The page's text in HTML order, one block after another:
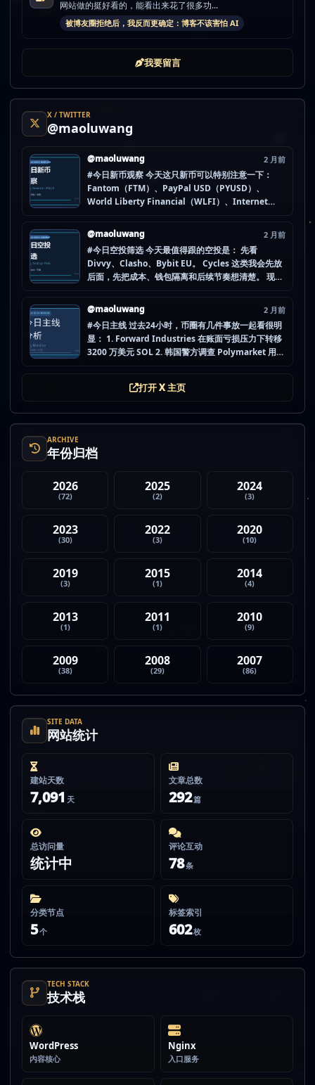
网站做的挺好看的，能看出来花了很多功...
被博友圈拒绝后，我反而更确定：博客不该害怕 AI
我要留言
X / TWITTER
@maoluwang
@maoluwang 2 月前
#今日新币观察 今天这只新币可以特别注意一下：
Fantom（FTM）、PayPal USD（PYUSD）、
World Liberty Financial（WLFI）、Internet
而是更像“热度是不是在回流”的样本。 这种时候最怕
@maoluwang 2 月前
#今日空投筛选 今天最值得跟的空投是： 先看
Divvy、Clasho、Bybit EU。 Cycles 这类我会先放
后面，先把成本、钱包隔离和后续节奏想清楚。 现在
都没做扎实。 mao.lu/today-airdrop-selecti… #空
@maoluwang 2 月前
#今日主线 过去24小时，币圈有几件事放一起看很明
显： 1. Forward Industries 在账面亏损压力下转移
3200 万美元 SOL 2. 韩国警方调查 Polymarket 用户
打开 X 主页
ARCHIVE
年份归档
2026
(72)
2025
(2)
2024
(3)
2023
(30)
2022
(3)
2020
(10)
2019
(3)
2015
(1)
2014
(4)
2013
(1)
2011
(1)
2010
(9)
2009
(38)
2008
(29)
2007
(86)
SITE DATA
网站统计
建站天数
7,091 天
文章总数
292篇
总访问量
统计中
评论互动
78条
分类节点
5个
标签索引
602枚
TECH STACK
技术栈
WordPress
内容核心
Nginx
入口服务